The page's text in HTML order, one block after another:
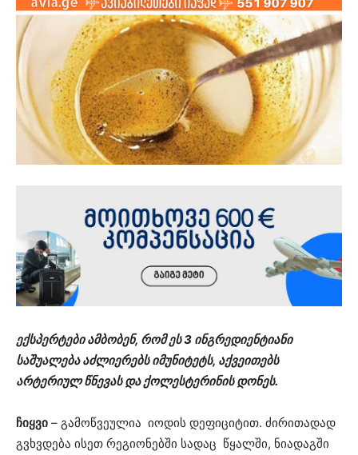
ექსპერტები ამბობენ, რომ ეს 3 ინგრედიენტიანი
საშუალება აძლიერებს იმუნიტეტს, აქვეითებს
არტერიულ წნევას და ქოლესტერინის დონეს.
ჩიყვი – გამოწვეულია იოდის დეფიციტით. ძირითადად
გვხვდება ისეთ რეგიონებში სადაც წყალში, ნიადაგში